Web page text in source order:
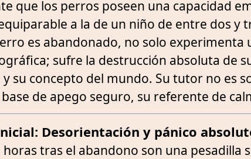
que los perros poseen una capacidad
a la de un niño de entre dos y
es abandonado, no solo experimenta
sufre la destrucción absoluta de
su concepto del mundo. Su tutor no es
de apego seguro, su referente de
Desorientación y pánico
horas tras el abandono son una pesadilla